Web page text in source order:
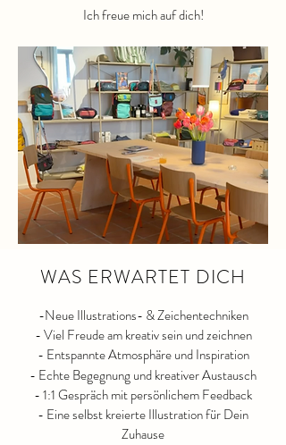
Ich freue mich auf dich!
WAS ERWARTET DICH
-Neue Illustrations- & Zeichentechniken
- Viel Freude am kreativ sein und zeichnen
- Entspannte Atmosphäre und Inspiration​
- Echte Begegnung und kreativer Austausch
- 1:1 Gespräch mit persönlichem Feedback
- Eine selbst kreierte Illustration für Dein
Zuhause